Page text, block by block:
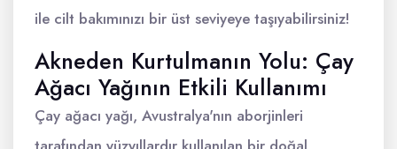
ile cilt bakımınızı bir üst seviyeye taşıyabilirsiniz!
Akneden Kurtulmanın Yolu: Çay
Ağacı Yağının Etkili Kullanımı
Çay ağacı yağı, Avustralya'nın aborjinleri